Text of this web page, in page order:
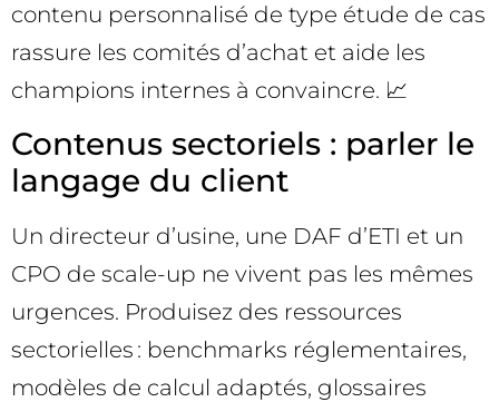
contenu personnalisé de type étude de cas
rassure les comités d’achat et aide les
champions internes à convaincre. 📈
Contenus sectoriels : parler le
langage du client
Un directeur d’usine, une DAF d’ETI et un
CPO de scale-up ne vivent pas les mêmes
urgences. Produisez des ressources
sectorielles : benchmarks réglementaires,
modèles de calcul adaptés, glossaires